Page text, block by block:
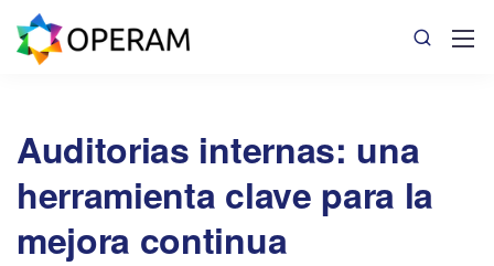
Auditorias internas: una
herramienta clave para la
mejora continua